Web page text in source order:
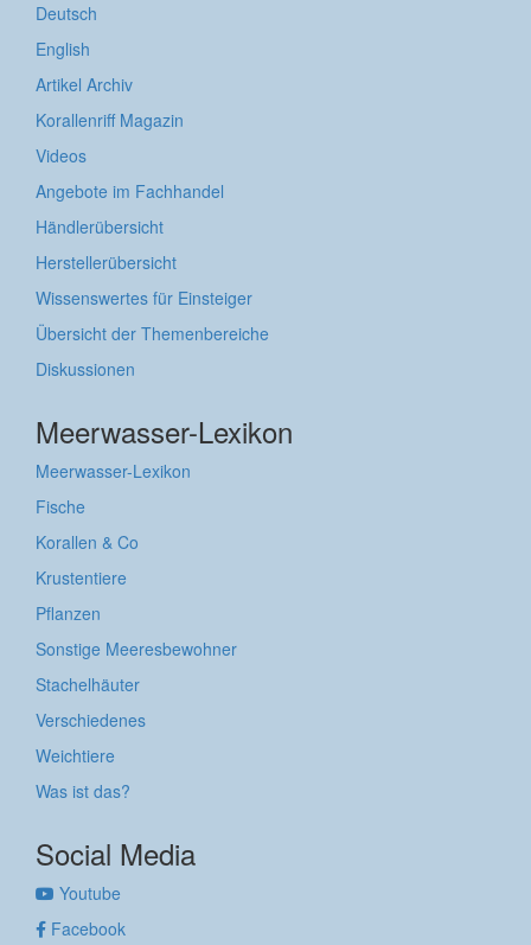
Deutsch
English
Artikel Archiv
Korallenriff Magazin
Videos
Angebote im Fachhandel
Händlerübersicht
Herstellerübersicht
Wissenswertes für Einsteiger
Übersicht der Themenbereiche
Diskussionen
Meerwasser-Lexikon
Meerwasser-Lexikon
Fische
Korallen & Co
Krustentiere
Pflanzen
Sonstige Meeresbewohner
Stachelhäuter
Verschiedenes
Weichtiere
Was ist das?
Social Media
Youtube
Facebook